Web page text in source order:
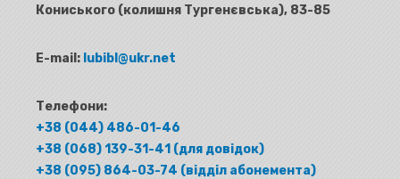
Кониського (колишня Тургенєвська), 83-85
E-mail: lubibl@ukr.net
Телефони:
+38 (044) 486-01-46
+38 (068) 139-31-41 (для довідок)
+38 (095) 864-03-74 (відділ абонемента)